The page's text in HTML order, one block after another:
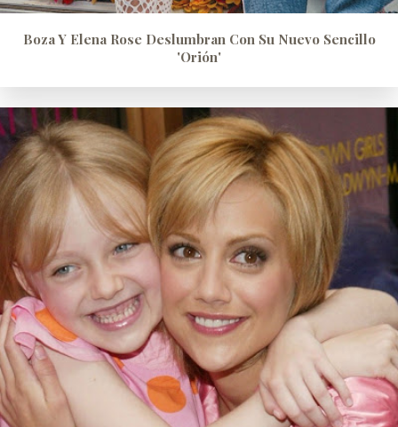
Boza Y Elena Rose Deslumbran Con Su Nuevo Sencillo
'Orión'